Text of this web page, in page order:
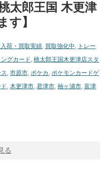
太郎王国 木更津
す】
荷・買取実績, 買取強化中, トレー
ングカード, 桃太郎王国木更津店スタ
, 市原市, ポケカ , ポケモンカードゲ
, 木更津市, 君津市, 袖ヶ浦市, 富津
る